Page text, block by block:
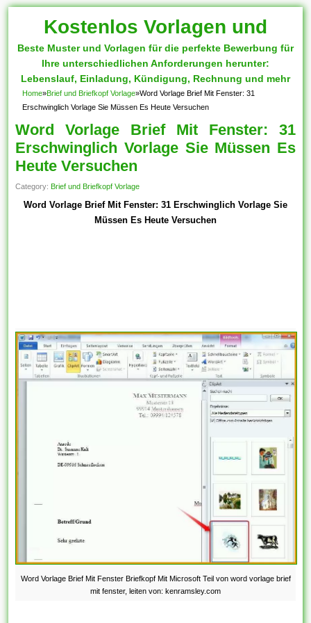
Kostenlos Vorlagen und
Muster
Beste Muster und Vorlagen für die perfekte Bewerbung für
Ihre unterschiedlichen Anforderungen herunter:
Lebenslauf, Einladung, Kündigung, Rechnung und mehr
Home»Brief und Briefkopf Vorlage»Word Vorlage Brief Mit Fenster: 31
Erschwinglich Vorlage Sie Müssen Es Heute Versuchen
Word Vorlage Brief Mit Fenster: 31
Erschwinglich Vorlage Sie Müssen Es
Heute Versuchen
Category: Brief und Briefkopf Vorlage
Word Vorlage Brief Mit Fenster: 31 Erschwinglich Vorlage Sie
Müssen Es Heute Versuchen
Word Vorlage Brief Mit Fenster Briefkopf Mit Microsoft Teil von word vorlage brief
mit fenster, leiten von: kenramsley.com